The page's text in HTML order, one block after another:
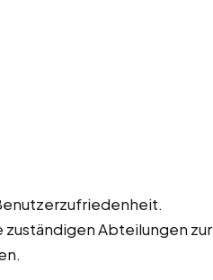
Abteilungen zur